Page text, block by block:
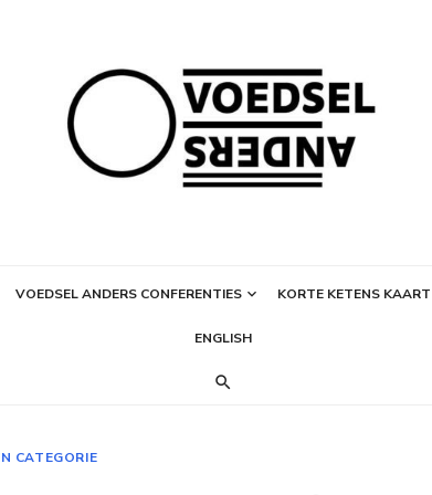
VOEDSEL ANDERS CONFERENTIES KORTE KETENS KAART
ENGLISH
CATEGORIE